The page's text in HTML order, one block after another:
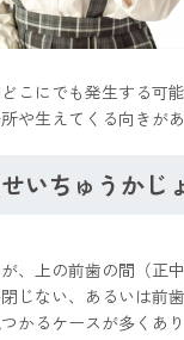
こにでも発生する可能
や生えてくる向きがあ
いちゅうかじ
、上の前歯の間（正中
じない、あるいは前
かるケースが多くあり